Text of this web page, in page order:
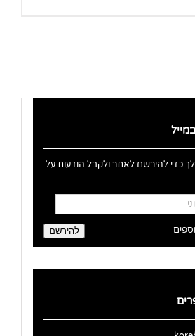
כדי להירשם לאתר ולקבל הודעות על
להירשם